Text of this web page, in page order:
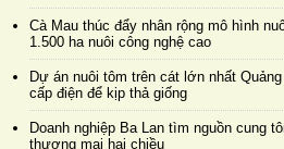
Cà Mau thúc đẩy nhân rộng mô hình
1.500 ha nuôi công nghệ cao
Dự án nuôi tôm trên cát lớn nhất
cấp điện để kịp thả giống
Doanh nghiệp Ba Lan tìm nguồn cung
thương mại hai chiều